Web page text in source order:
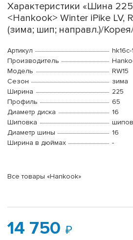
Характеристики «Шина
<Hankook> Winter iPike LV,
(зима; шип; направл.)/
Артикул
hk16c-
Производитель
Модель
RW15
Сезон
зима
Ширина
225
Профиль
65
Диаметр диска
16
Шиповка
Диаметр шины
16
Ширина в дюймах
-
Все товары «Hankook»
14 750